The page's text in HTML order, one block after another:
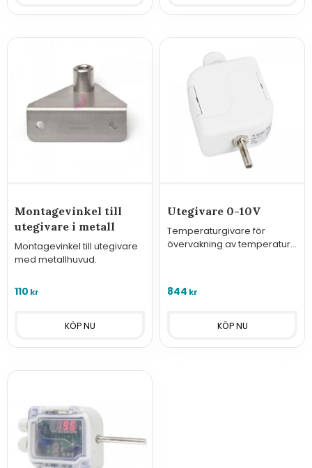
Montagevinkel till
utegivare i metall
Montagevinkel till utegivare
med metallhuvud.
110 kr
Utegivare 0-10V
Temperaturgivare för
övervakning av temperatur
844 kr